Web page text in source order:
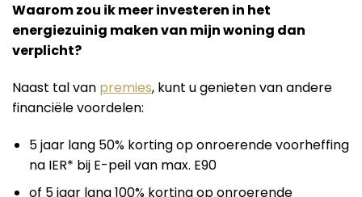
Waarom zou ik meer investeren in het
energiezuinig maken van mijn woning dan
verplicht?
Naast tal van premies, kunt u genieten van andere
financiële voordelen:
5 jaar lang 50% korting op onroerende voorheffing
na IER* bij E-peil van max. E90
of 5 jaar lang 100% korting op onroerende